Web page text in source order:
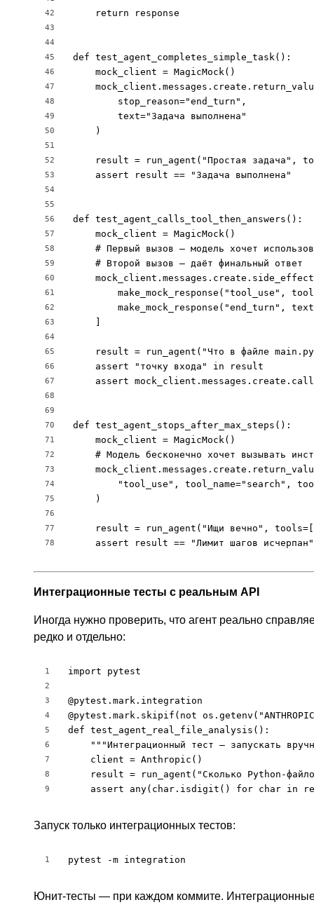
42
43
44
45
46
47
48
49
50
51
52
53
54
55
56
57
58
59
60
61
62
63
64
65
66
67
68
69
70
71
72
73
74
75
76
77
78
    return response
def test_agent_completes_simple_task():
    mock_client = MagicMock()
        stop_reason="end_turn",
        text="Задача выполнена"
    )
result = run_agent("Простая задача",
    assert result == "Задача выполнена"
def test_agent_calls_tool_then_answers():
    mock_client = MagicMock()
# Первый вызов — модель хочет
    # Второй вызов — даёт финальный ответ
make_mock_response("tool_use",
make_mock_response("end_turn",
result = run_agent("Что в файле
    assert "точку входа" in result
assert
def test_agent_stops_after_max_steps():
    mock_client = MagicMock()
# Модель бесконечно хочет вызывать
"tool_use", tool_name="search",
    )
result = run_agent("Ищи вечно",
    assert result == "Лимит шагов исчерпан"
Интеграционные тесты с реальным API
Иногда нужно проверить, что агент реально
редко и отдельно:
1
2
3
4
5
6
7
8
9
import pytest
@pytest.mark.integration
@pytest.mark.skipif(not
def test_agent_real_file_analysis():
"""Интеграционный тест — запускать
    client = Anthropic()
result = run_agent("Сколько Python-
assert any(char.isdigit() for char in
Запуск только интеграционных тестов:
1 pytest -m integration
Юнит-тесты — при каждом коммите.